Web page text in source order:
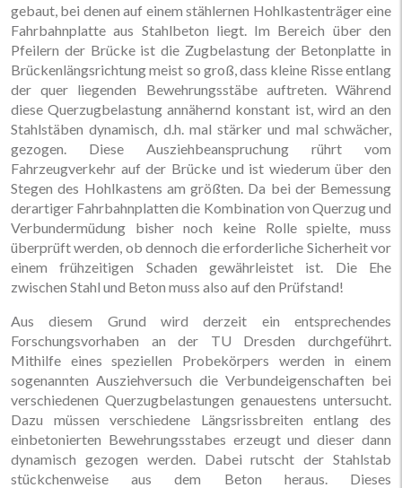
gebaut, bei denen auf einem stählernen Hohlkastenträger eine
Fahrbahnplatte aus Stahlbeton liegt. Im Bereich über den
Pfeilern der Brücke ist die Zugbelastung der Betonplatte in
Brückenlängsrichtung meist so groß, dass kleine Risse entlang
der quer liegenden Bewehrungsstäbe auftreten. Während
diese Querzugbelastung annähernd konstant ist, wird an den
Stahlstäben dynamisch, d.h. mal stärker und mal schwächer,
gezogen. Diese Ausziehbeanspruchung rührt vom
Fahrzeugverkehr auf der Brücke und ist wiederum über den
Stegen des Hohlkastens am größten. Da bei der Bemessung
derartiger Fahrbahnplatten die Kombination von Querzug und
Verbundermüdung bisher noch keine Rolle spielte, muss
überprüft werden, ob dennoch die erforderliche Sicherheit vor
einem frühzeitigen Schaden gewährleistet ist. Die Ehe
zwischen Stahl und Beton muss also auf den Prüfstand!
Aus diesem Grund wird derzeit ein entsprechendes
Forschungsvorhaben an der TU Dresden durchgeführt.
Mithilfe eines speziellen Probekörpers werden in einem
sogenannten Ausziehversuch die Verbundeigenschaften bei
verschiedenen Querzugbelastungen genauestens untersucht.
Dazu müssen verschiedene Längsrissbreiten entlang des
einbetonierten Bewehrungsstabes erzeugt und dieser dann
dynamisch gezogen werden. Dabei rutscht der Stahlstab
stückchenweise aus dem Beton heraus. Dieses